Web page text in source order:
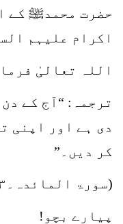
حضرت محمدﷺ کے
اکرام علیہم
اللہ تعالیٰ
ترجمہ: “آج کے
دی ہے اور اپنی
کر دیں۔”
(سورۃ المائدہ۔۳)
پیارے بچو!